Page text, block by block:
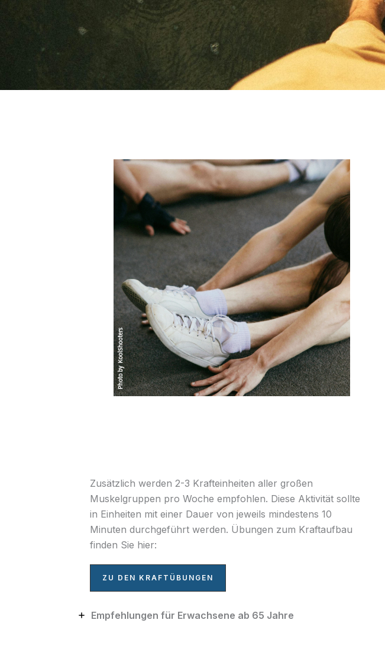
Zusätzlich werden 2-3 Krafteinheiten aller großen
Muskelgruppen pro Woche empfohlen. Diese Aktivität sollte
in Einheiten mit einer Dauer von jeweils mindestens 10
Minuten durchgeführt werden. Übungen zum Kraftaufbau
finden Sie hier:
ZU DEN KRAFTÜBUNGEN
Empfehlungen für Erwachsene ab 65 Jahre